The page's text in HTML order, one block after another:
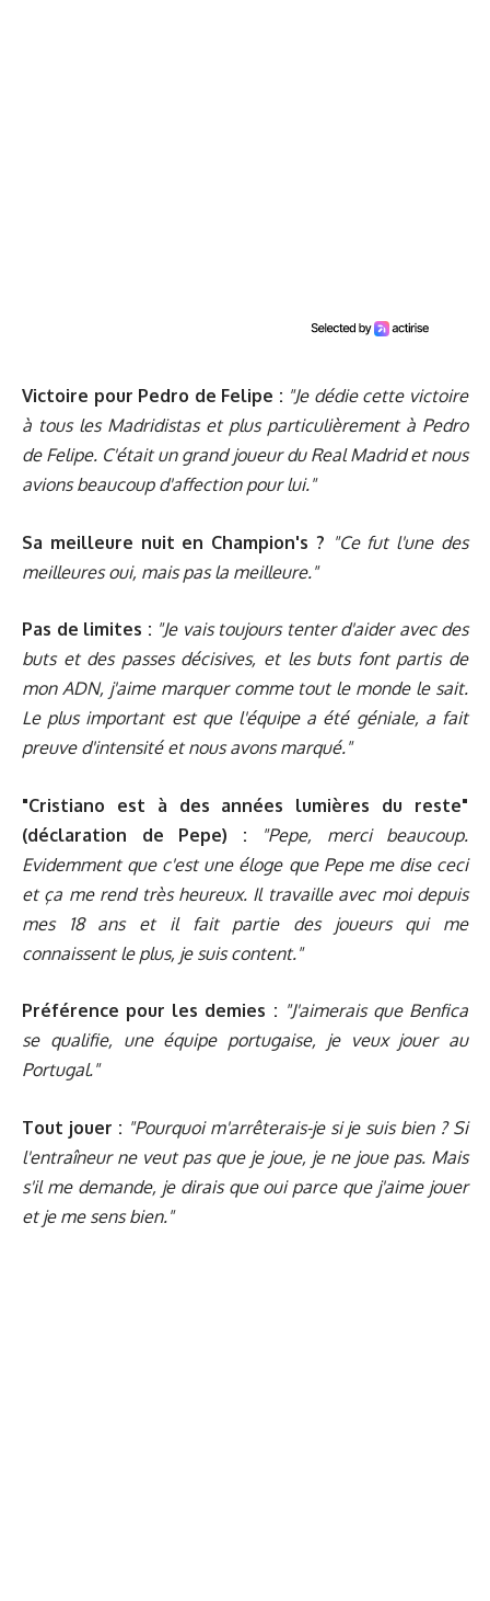
Victoire pour Pedro de Felipe : "Je dédie cette victoire
à tous les Madridistas et plus particulièrement à Pedro
de Felipe. C'était un grand joueur du Real Madrid et nous
avions beaucoup d'affection pour lui."
Sa meilleure nuit en Champion's ? "Ce fut l'une des
meilleures oui, mais pas la meilleure."
Pas de limites : "Je vais toujours tenter d'aider avec des
buts et des passes décisives, et les buts font partis de
mon ADN, j'aime marquer comme tout le monde le sait.
Le plus important est que l'équipe a été géniale, a fait
preuve d'intensité et nous avons marqué."
"Cristiano est à des années lumières du reste"
(déclaration de Pepe) :
"Pepe, merci beaucoup.
Evidemment que c'est une éloge que Pepe me dise ceci
et ça me rend très heureux. Il travaille avec moi depuis
mes 18 ans et il fait partie des joueurs qui me
connaissent le plus, je suis content."
Préférence pour les demies : "J'aimerais que Benfica
se qualifie, une équipe portugaise, je veux jouer au
Portugal."
Tout jouer : "Pourquoi m'arrêterais-je si je suis bien ? Si
l'entraîneur ne veut pas que je joue, je ne joue pas. Mais
s'il me demande, je dirais que oui parce que j'aime jouer
et je me sens bien."